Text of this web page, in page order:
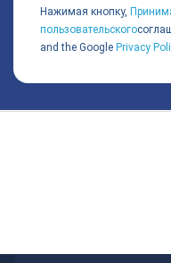
Нажимая кнопку,
пользовательского
and the Google Privacy